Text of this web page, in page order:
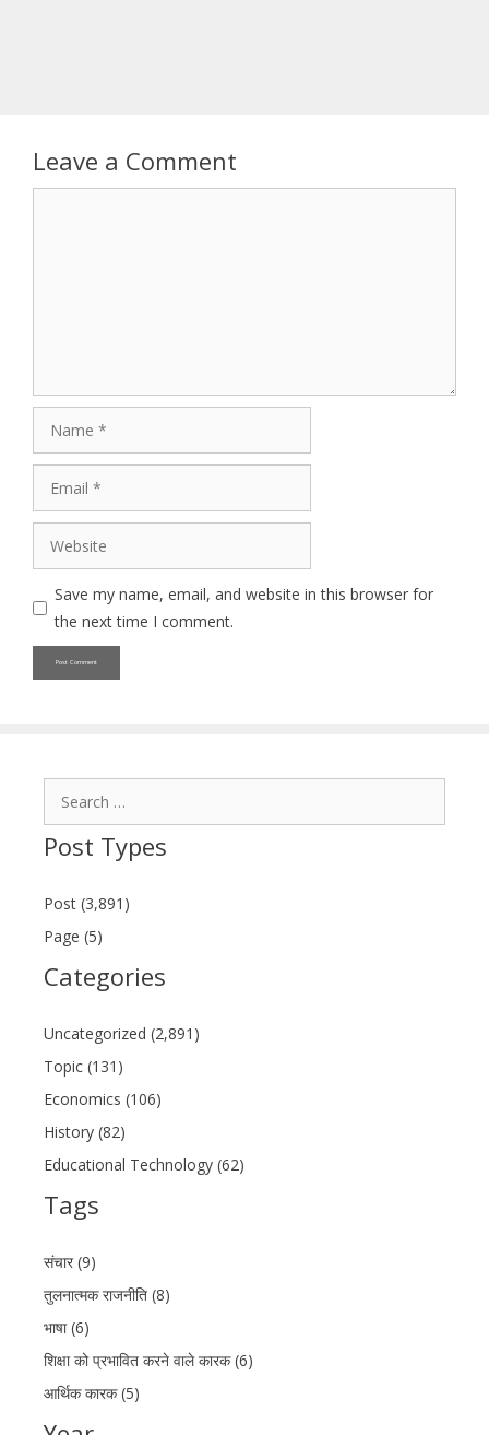
Leave a Comment
Website
Save my name, email, and website in this browser for
the next time I comment.
Post Types
Post (3,891)
Page (5)
Categories
Uncategorized (2,891)
Topic (131)
Economics (106)
History (82)
Educational Technology (62)
Tags
संचार (9)
तुलनात्मक राजनीति (8)
भाषा (6)
शिक्षा को प्रभावित करने वाले कारक (6)
आर्थिक कारक (5)